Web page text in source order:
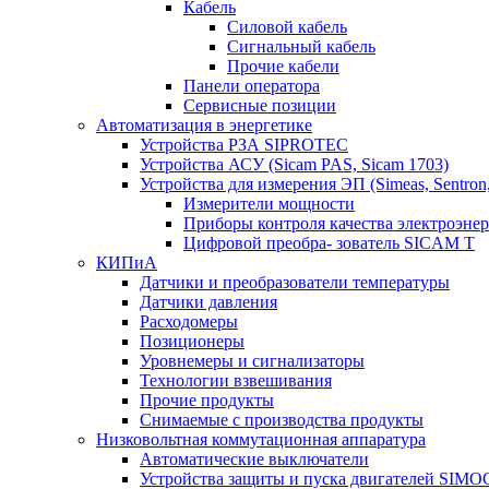
Кабель
Силовой кабель
Сигнальный кабель
Прочие кабели
Панели оператора
Сервисные позиции
Автоматизация в энергетике
Устройства РЗА SIPROTEC
Устройства АСУ (Sicam PAS, Sicam 1703)
Устройства для измерения ЭП (Simeas,
Измерители мощности
Приборы контроля качества
Цифровой преобра- зователь SICAM T
КИПиА
Датчики и преобразователи температуры
Датчики давления
Расходомеры
Позиционеры
Уровнемеры и сигнализаторы
Технологии взвешивания
Прочие продукты
Снимаемые с производства продукты
Низковольтная коммутационная аппаратура
Автоматические выключатели
Устройства защиты и пуска двигателей